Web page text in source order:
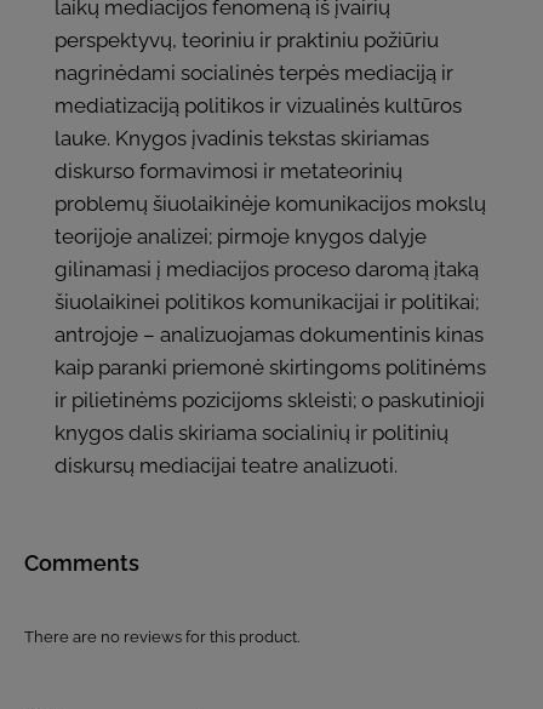
laikų mediacijos fenomeną iš įvairių
perspektyvų, teoriniu ir praktiniu požiūriu
nagrinėdami socialinės terpės mediaciją ir
mediatizaciją politikos ir vizualinės kultūros
lauke. Knygos įvadinis tekstas skiriamas
diskurso formavimosi ir metateorinių
problemų šiuolaikinėje komunikacijos mokslų
teorijoje analizei; pirmoje knygos dalyje
gilinamasi į mediacijos proceso daromą įtaką
šiuolaikinei politikos komunikacijai ir politikai;
antrojoje – analizuojamas dokumentinis kinas
kaip paranki priemonė skirtingoms politinėms
ir pilietinėms pozicijoms skleisti; o paskutinioji
knygos dalis skiriama socialinių ir politinių
diskursų mediacijai teatre analizuoti.
Comments
There are no reviews for this product.